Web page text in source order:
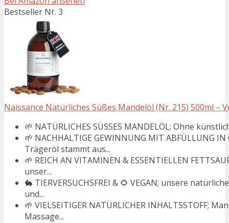
Bestseller Nr. 3
Naissance Natürliches Süßes Mandelöl (Nr. 215) 500ml –
🌱 NATÜRLICHES SÜSSES MANDELÖL; Ohne
🌱 NACHHALTIGE GEWINNUNG MIT ABFÜLLUNG
Trägeröl stammt aus...
🌱 REICH AN VITAMINEN & ESSENTIELLEN
unser...
🐇 TIERVERSUCHSFREI & 🌻 VEGAN; unsere
und...
🌱 VIELSEITIGER NATÜRLICHER INHALTSSTOFF;
Massage...